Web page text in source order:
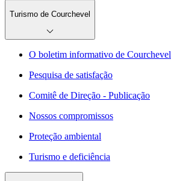
Turismo de Courchevel
O boletim informativo de Courchevel
Pesquisa de satisfação
Comitê de Direção - Publicação
Nossos compromissos
Proteção ambiental
Turismo e deficiência